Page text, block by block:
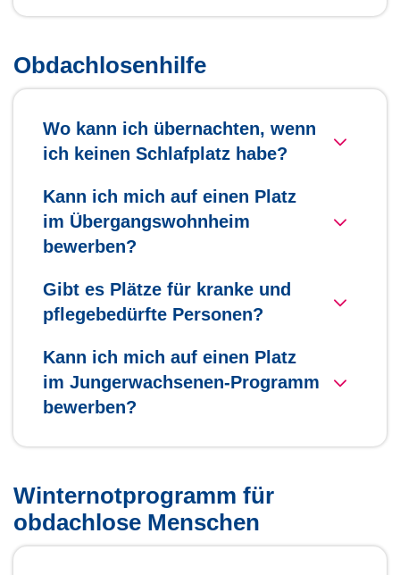
Obdachlosenhilfe
Wo kann ich übernachten, wenn
ich keinen Schlafplatz habe?
Kann ich mich auf einen Platz
im Übergangswohnheim
bewerben?
Gibt es Plätze für kranke und
pflegebedürfte Personen?
Kann ich mich auf einen Platz
im Jungerwachsenen-Programm
bewerben?
Winternotprogramm für
obdachlose Menschen